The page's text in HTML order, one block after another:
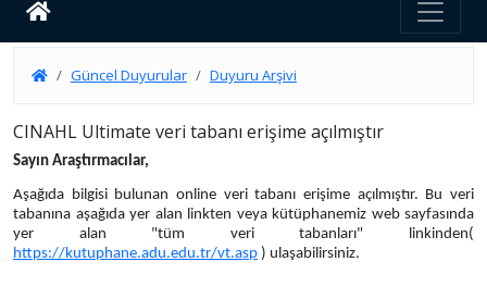
Güncel Duyurular Duyuru Arşivi
CINAHL Ultimate veri tabanı erişime açılmıştır
Sayın Araştırmacılar,
Aşağıda bilgisi bulunan online veri tabanı erişime açılmıştır. Bu veri
tabanına aşağıda yer alan linkten veya kütüphanemiz web sayfasında
yer alan "tüm veri tabanları" linkinden(
https://kutuphane.adu.edu.tr/vt.asp ) ulaşabilirsiniz.